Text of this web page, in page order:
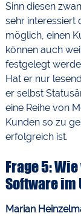
Sinn diesen
sehr interessiert
möglich, einen
können auch
festgelegt
Hat er nur
er selbst
eine Reihe von
Kunden so zu
erfolgreich ist.
Frage 5:
Software
Marian